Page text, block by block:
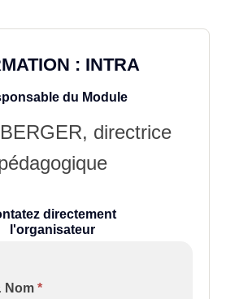
: INTRA
du Module
directrice
directement
l'organisateur
Nom *